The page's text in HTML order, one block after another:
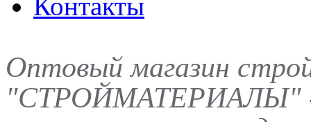
Оптовый магазин
"СТРОЙМАТЕРИАЛЫ" -